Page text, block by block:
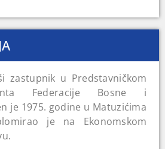
zastupnik u Predstavničkom
Federacije Bosne i
je 1975. godine u Matuzićima
je na Ekonomskom